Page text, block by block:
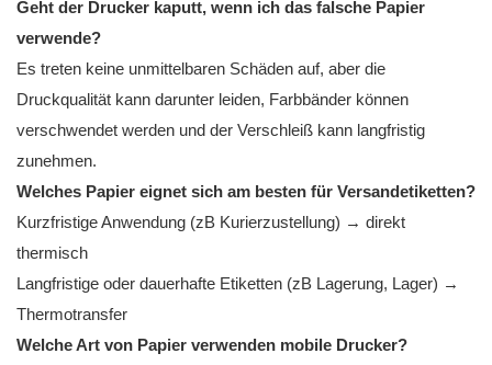
Geht der Drucker kaputt, wenn ich das falsche Papier
verwende?
Es treten keine unmittelbaren Schäden auf, aber die
Druckqualität kann darunter leiden, Farbbänder können
verschwendet werden und der Verschleiß kann langfristig
zunehmen.
Welches Papier eignet sich am besten für Versandetiketten?
Kurzfristige Anwendung (zB Kurierzustellung) → direkt
thermisch
Langfristige oder dauerhafte Etiketten (zB Lagerung, Lager) →
Thermotransfer
Welche Art von Papier verwenden mobile Drucker?